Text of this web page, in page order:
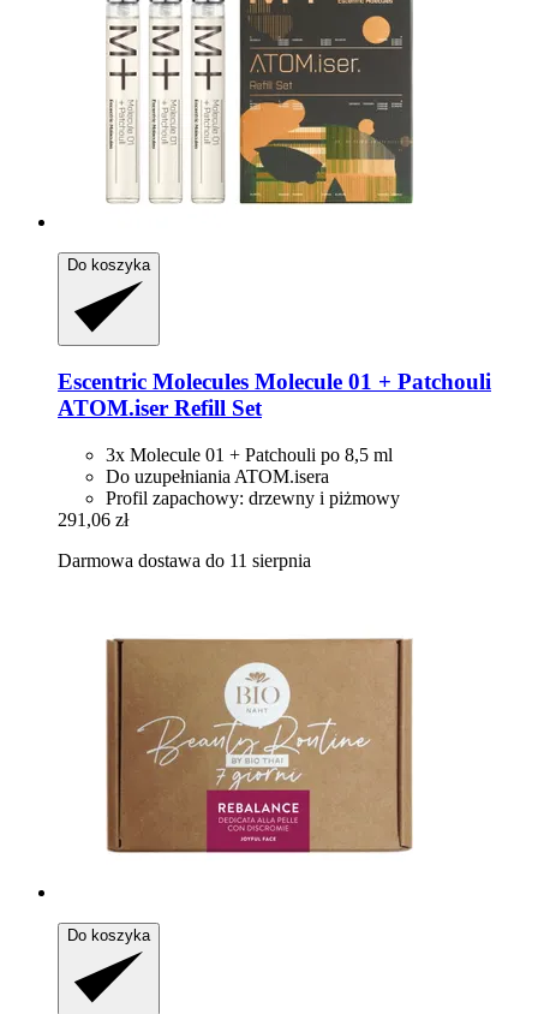
Do koszyka
Escentric Molecules Molecule 01 + Patchouli
ATOM.iser Refill Set
3x Molecule 01 + Patchouli po 8,5 ml
Do uzupełniania ATOM.isera
Profil zapachowy: drzewny i piżmowy
291,06 zł
Darmowa dostawa do 11 sierpnia
Do koszyka